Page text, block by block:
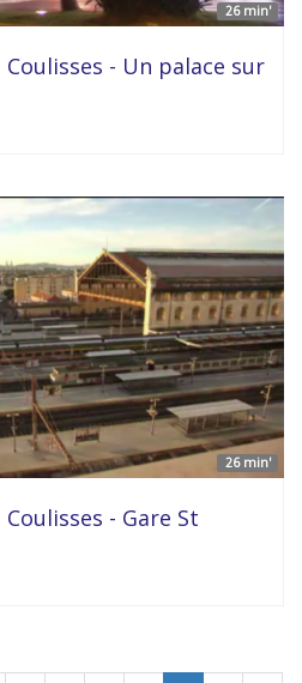
26 min'
- Un palace sur
26 min'
- Gare St